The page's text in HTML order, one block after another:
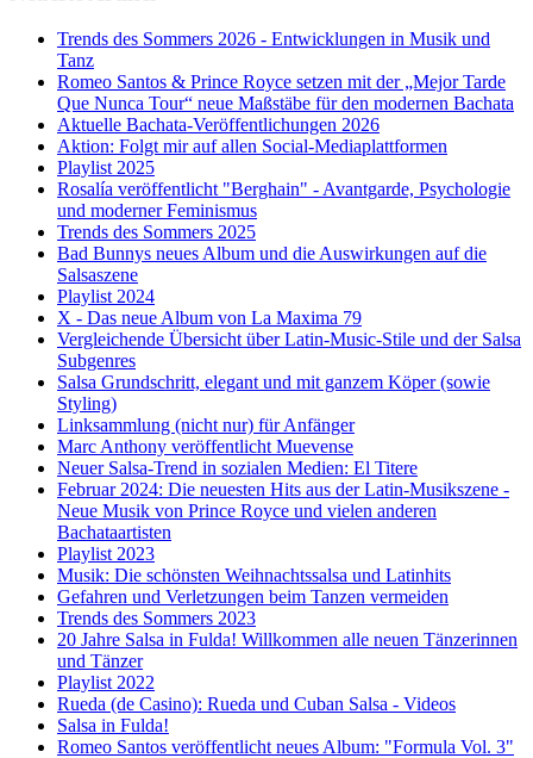
Trends des Sommers 2026 - Entwicklungen in Musik und
Tanz
Romeo Santos & Prince Royce setzen mit der „Mejor Tarde
Que Nunca Tour“ neue Maßstäbe für den modernen Bachata
Aktuelle Bachata-Veröffentlichungen 2026
Aktion: Folgt mir auf allen Social-Mediaplattformen
Playlist 2025
Rosalía veröffentlicht "Berghain" - Avantgarde, Psychologie
und moderner Feminismus
Trends des Sommers 2025
Bad Bunnys neues Album und die Auswirkungen auf die
Salsaszene
Playlist 2024
X - Das neue Album von La Maxima 79
Vergleichende Übersicht über Latin-Music-Stile und der Salsa
Subgenres
Salsa Grundschritt, elegant und mit ganzem Köper (sowie
Styling)
Linksammlung (nicht nur) für Anfänger
Marc Anthony veröffentlicht Muevense
Neuer Salsa-Trend in sozialen Medien: El Titere
Februar 2024: Die neuesten Hits aus der Latin-Musikszene -
Neue Musik von Prince Royce und vielen anderen
Bachataartisten
Playlist 2023
Musik: Die schönsten Weihnachtssalsa und Latinhits
Gefahren und Verletzungen beim Tanzen vermeiden
Trends des Sommers 2023
20 Jahre Salsa in Fulda! Willkommen alle neuen Tänzerinnen
und Tänzer
Playlist 2022
Rueda (de Casino): Rueda und Cuban Salsa - Videos
Salsa in Fulda!
Romeo Santos veröffentlicht neues Album: "Formula Vol. 3"